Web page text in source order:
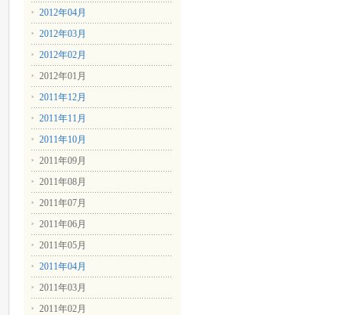
2012年04月
2012年03月
2012年02月
2012年01月
2011年12月
2011年11月
2011年10月
2011年09月
2011年08月
2011年07月
2011年06月
2011年05月
2011年04月
2011年03月
2011年02月